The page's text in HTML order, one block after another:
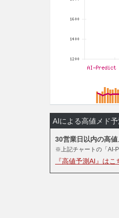
AIによる高値メド
30営業日以内の高
※上記チャートの「AI-
『高値予測AI』はこ